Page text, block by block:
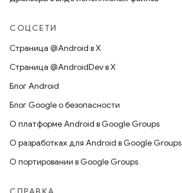
СОЦСЕТИ
Страница @Android в X
Страница @AndroidDev в X
Блог Android
Блог Google о безопасности
О платформе Android в Google Groups
О разработках для Android в Google Groups
О портировании в Google Groups